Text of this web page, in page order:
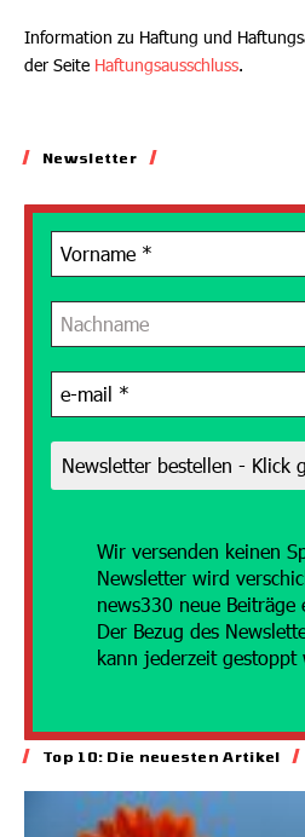
Information zu Haftung und
der Seite Haftungsausschluss.
Newsletter
Wir versenden keinen
Newsletter wird
news330 neue Beiträge
Der Bezug des
kann jederzeit gestoppt
Top 10: Die neuesten Artikel